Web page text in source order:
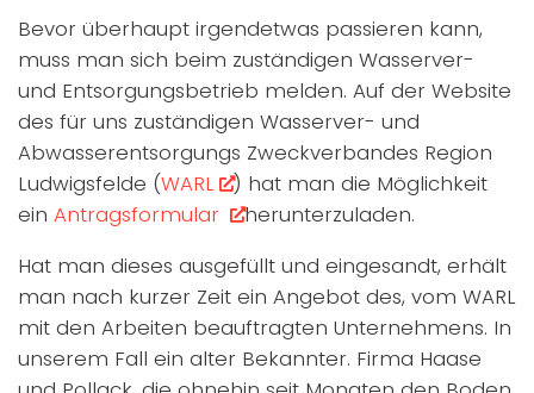
Bevor überhaupt irgendetwas passieren kann,
muss man sich beim zuständigen Wasserver-
und Entsorgungsbetrieb melden. Auf der Website
des für uns zuständigen Wasserver- und
Abwasserentsorgungs Zweckverbandes Region
Ludwigsfelde (WARL
) hat man die Möglichkeit
ein Antragsformular
herunterzuladen.
Hat man dieses ausgefüllt und eingesandt, erhält
man nach kurzer Zeit ein Angebot des, vom WARL
mit den Arbeiten beauftragten Unternehmens. In
unserem Fall ein alter Bekannter. Firma Haase